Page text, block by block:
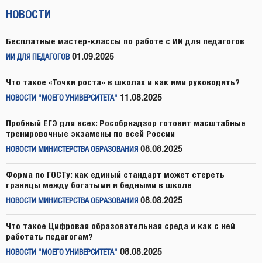
НОВОСТИ
Бесплатные мастер-классы по работе с ИИ для педагогов
ИИ ДЛЯ ПЕДАГОГОВ 01.09.2025
Что такое «Точки роста» в школах и как ими руководить?
НОВОСТИ "МОЕГО УНИВЕРСИТЕТА" 11.08.2025
Пробный ЕГЭ для всех: Рособрнадзор готовит масштабные
тренировочные экзамены по всей России
НОВОСТИ МИНИСТЕРСТВА ОБРАЗОВАНИЯ 08.08.2025
Форма по ГОСТу: как единый стандарт может стереть
границы между богатыми и бедными в школе
НОВОСТИ МИНИСТЕРСТВА ОБРАЗОВАНИЯ 08.08.2025
Что такое Цифровая образовательная среда и как с ней
работать педагогам?
НОВОСТИ "МОЕГО УНИВЕРСИТЕТА" 08.08.2025